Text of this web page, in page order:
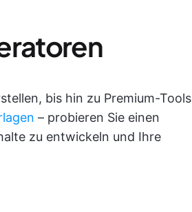
bis hin zu Premium-Tools
– probieren Sie einen
zu entwickeln und Ihre